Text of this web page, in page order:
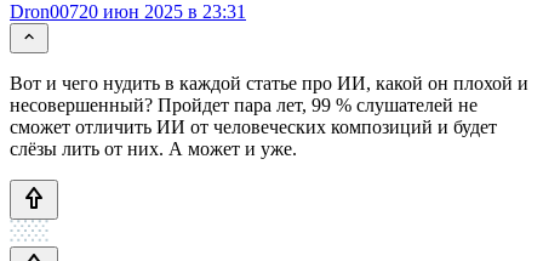
Dron00720 июн 2025 в 23:31
Вот и чего нудить в каждой статье про ИИ, какой он плохой и
несовершенный? Пройдет пара лет, 99 % слушателей не
сможет отличить ИИ от человеческих композиций и будет
слёзы лить от них. А может и уже.